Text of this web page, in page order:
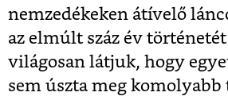
nemzedékeken átívelő
az elmúlt száz év
világosan látjuk, hogy
sem úszta meg